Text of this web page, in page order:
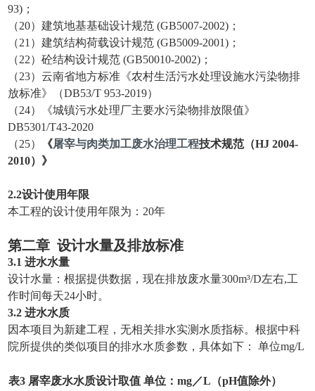
93)；
（20）建筑地基基础设计规范 (GB5007-2002)；
（21）建筑结构荷载设计规范 (GB5009-2001)；
（22）砼结构设计规范 (GB50010-2002)；
（23）云南省地方标准《农村生活污水处理设施水污染物排
放标准》（DB53/T 953-2019）
（24）《城镇污水处理厂主要水污染物排放限值》
DB5301/T43-2020
（25）
《屠宰与肉类加工废水治理工程技术规范（HJ 2004-
2010）》
2.2设计使用年限
本工程的设计使用年限为：20年
第二章设计水量及排放标准
3.1 进水水量
设计水量：根据提供数据，现在排放废水量300m³/D左右,工
作时间每天24小时。
3.2 进水水质
因本项目为新建工程，无相关排水实测水质指标。根据中科
院所提供的类似项目的排水水质参数，具体如下： 单位mg/L
表3 屠宰废水水质设计取值 单位：mg／L（pH值除外）